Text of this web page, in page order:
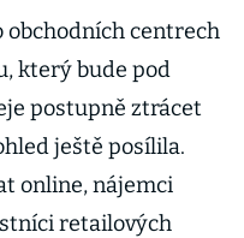
obchodních centrech
který bude pod
postupně ztrácet
ještě posílila.
online, nájemci
retailových